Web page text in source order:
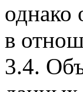
однако
в
3.4.